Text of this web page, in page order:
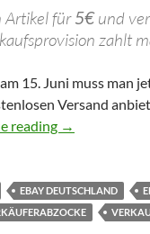
Artikel für5€und
zahlt
15. Juni muss man
Versand
reading eBay weitet
→
EBAY DEUTSCHLAND